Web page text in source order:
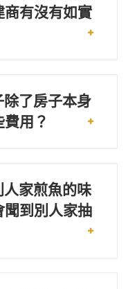
商有沒有如實
了房子本身
用？
家煎魚的味
到別人家抽